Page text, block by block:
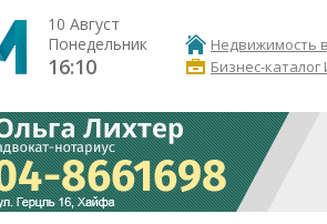
10 Август
Понедельник
16:10
Недвижимость
Бизнес-каталог